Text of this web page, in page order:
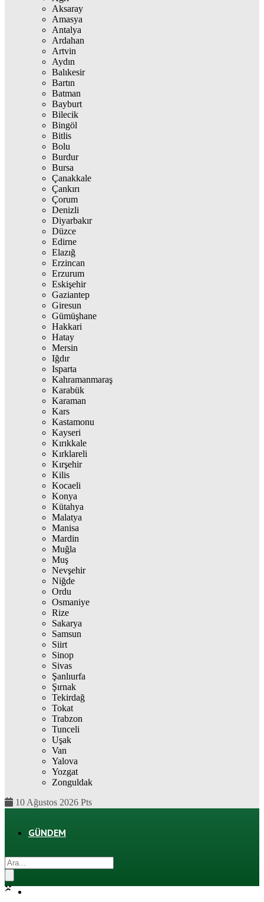
Aksaray
Amasya
Antalya
Ardahan
Artvin
Aydın
Balıkesir
Bartın
Batman
Bayburt
Bilecik
Bingöl
Bitlis
Bolu
Burdur
Bursa
Çanakkale
Çankırı
Çorum
Denizli
Diyarbakır
Düzce
Edirne
Elazığ
Erzincan
Erzurum
Eskişehir
Gaziantep
Giresun
Gümüşhane
Hakkari
Hatay
Mersin
Iğdır
Isparta
Kahramanmaraş
Karabük
Karaman
Kars
Kastamonu
Kayseri
Kırıkkale
Kırklareli
Kırşehir
Kilis
Kocaeli
Konya
Kütahya
Malatya
Manisa
Mardin
Muğla
Muş
Nevşehir
Niğde
Ordu
Osmaniye
Rize
Sakarya
Samsun
Siirt
Sinop
Sivas
Şanlıurfa
Şırnak
Tekirdağ
Tokat
Trabzon
Tunceli
Uşak
Van
Yalova
Yozgat
Zonguldak
10 Ağustos 2026 Pts
GÜNDEM